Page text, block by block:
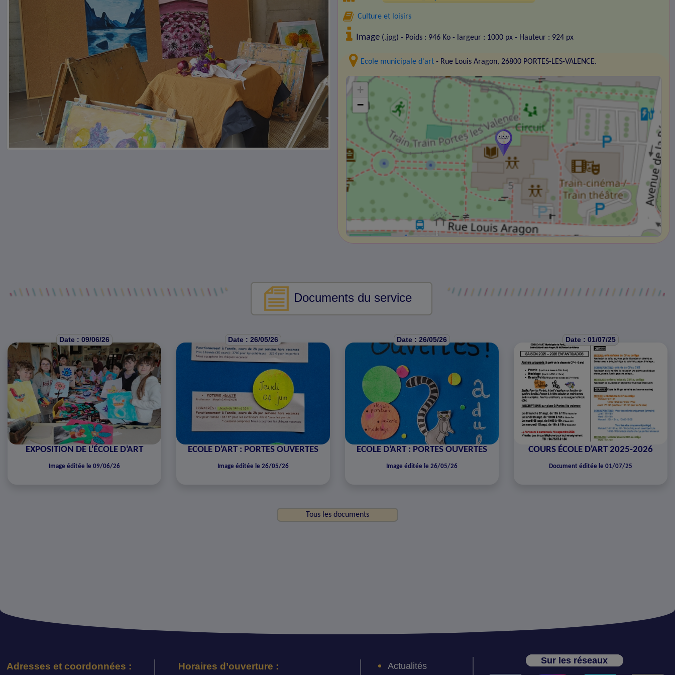
Culture et loisirs
Image (.jpg) - Poids : 946 Ko - largeur : 1000 px - Hauteur : 924 px
Ecole municipale d'art - Rue Louis Aragon, 26800 PORTES-LES-VALENCE.
+
−
Documents du service
Date : 09/06/26
EXPOSITION DE L'ÉCOLE D'ART
Image éditée le 09/06/26
Date : 26/05/26
ECOLE D'ART : PORTES OUVERTES
Image éditée le 26/05/26
Date : 26/05/26
ECOLE D'ART : PORTES OUVERTES
Image éditée le 26/05/26
Date : 01/07/25
COURS ÉCOLE D'ART 2025-2026
Document éditée le 01/07/25
Tous les documents
Adresses et coordonnées : Horaires d’ouverture : Actualités
Sur les réseaux